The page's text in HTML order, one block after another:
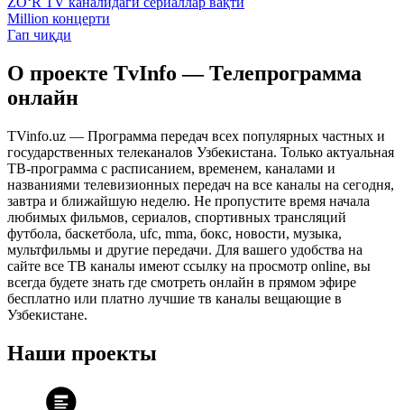
Million концерти
Гап чиқди
О проекте TvInfo — Телепрограмма
онлайн
TVinfo.uz — Программа передач всех популярных частных и
государственных телеканалов Узбекистана. Только актуальная
ТВ-программа с расписанием, временем, каналами и
названиями телевизионных передач на все каналы на сегодня,
завтра и ближайшую неделю. Не пропустите время начала
любимых фильмов, сериалов, спортивных трансляций
футбола, баскетбола, ufc, mma, бокс, новости, музыка,
мультфильмы и другие передачи. Для вашего удобства на
сайте все ТВ каналы имеют ссылку на просмотр online, вы
всегда будете знать где смотреть онлайн в прямом эфире
бесплатно или платно лучшие тв каналы вещающие в
Узбекистане.
Наши проекты